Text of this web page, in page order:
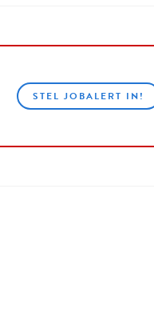
STEL JOBALERT IN!